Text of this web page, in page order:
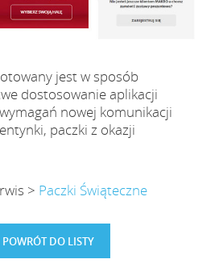
jest w sposób
dostosowanie aplikacji
nowej komunikacji
paczki z okazji
> Paczki Świąteczne
POWRÓT DO LISTY